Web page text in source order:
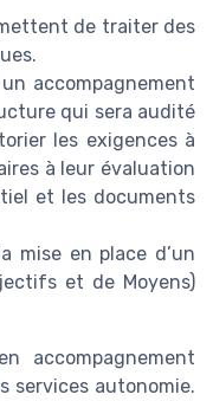
de traiter des
accompagnement
qui sera audité
les exigences à
à leur évaluation
et les documents
mise en place d’un
et de Moyens)
accompagnement
services autonomie.